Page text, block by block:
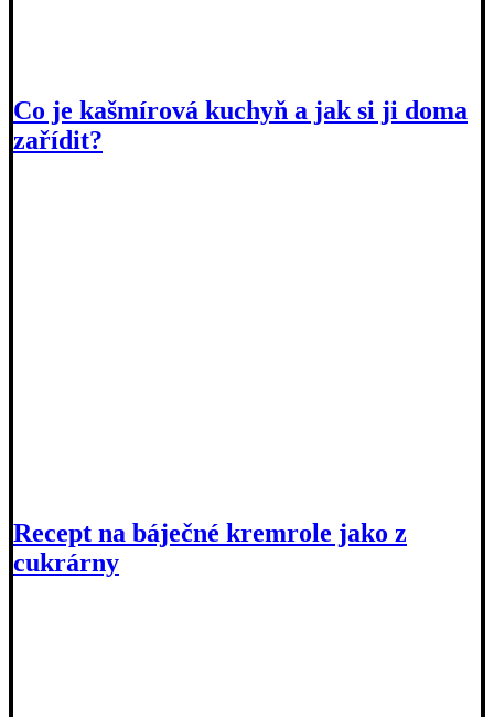
Co je kašmírová kuchyň a jak si ji doma
zařídit?
Recept na báječné kremrole jako z
cukrárny